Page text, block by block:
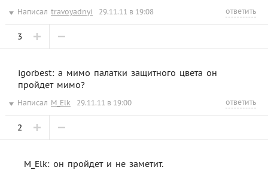
Написал travoyadnyi 29.11.11 в 19:08 ответить
3
igorbest: а мимо палатки защитного цвета он
пройдет мимо?
Написал M_Elk 29.11.11 в 19:00 ответить
2
M_Elk: он пройдет и не заметит.